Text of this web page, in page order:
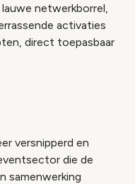
netwerkborrel,
activaties
direct toepasbaar
versnipperd en
die de
samenwerking